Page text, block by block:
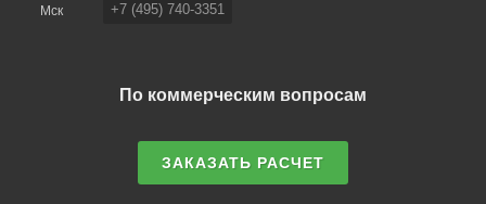
Мск
+7 (495) 740-3351
По коммерческим вопросам
ЗАКАЗАТЬ РАСЧЕТ